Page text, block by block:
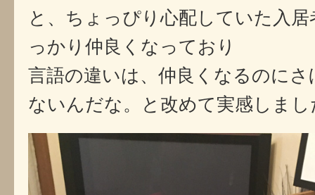
と、ちょっぴり心配していた入
っかり仲良くなっており
言語の違いは、仲良くなるのに
ないんだな。と改めて実感しまし